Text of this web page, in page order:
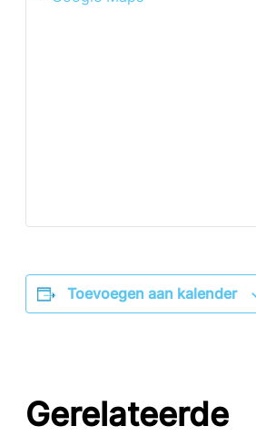
Toevoegen aan kalender
Gerelateerde